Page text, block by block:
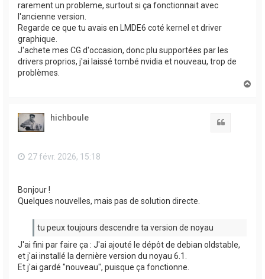
rarement un probleme, surtout si ça fonctionnait avec
l'ancienne version.
Regarde ce que tu avais en LMDE6 coté kernel et driver
graphique.
J'achete mes CG d'occasion, donc plu supportées par les
drivers proprios, j'ai laissé tombé nvidia et nouveau, trop de
problèmes.
hichboule
27 févr. 2026, 15:18
Bonjour !
Quelques nouvelles, mais pas de solution directe.
tu peux toujours descendre ta version de noyau
J'ai fini par faire ça : J'ai ajouté le dépôt de debian oldstable,
et j'ai installé la dernière version du noyau 6.1.
Et j'ai gardé "nouveau", puisque ça fonctionne.